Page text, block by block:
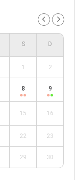
1 2
8 9
15 16
22 23
29 30